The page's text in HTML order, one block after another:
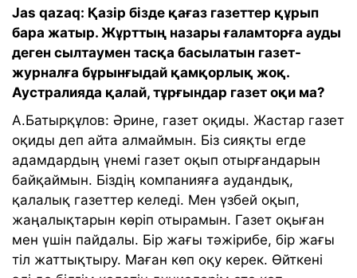
Jas qazaq: Қазір бізде қағаз газеттер құрып
бара жатыр. Жұрттың назары ғаламторға ауды
деген сылтаумен тасқа басылатын газет-
журналға бұрынғыдай қамқорлық жоқ.
Аустралияда қалай, тұрғындар газет оқи ма?
А.Батырқұлов: Әрине, газет оқиды. Жастар газет
оқиды деп айта алмаймын. Біз сияқты егде
адамдардың үнемі газет оқып отырғандарын
байқаймын. Біздің компанияға аудандық,
қалалық газеттер келеді. Мен үзбей оқып,
жаңалықтарын көріп отырамын. Газет оқыған
мен үшін пайдалы. Бір жағы тәжірибе, бір жағы
тіл жаттықтыру. Маған көп оқу керек. Өйткені